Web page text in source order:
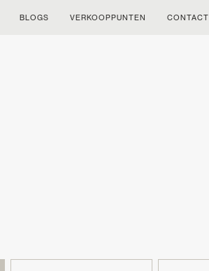
BLOGS VERKOOPPUNTEN CONTACT